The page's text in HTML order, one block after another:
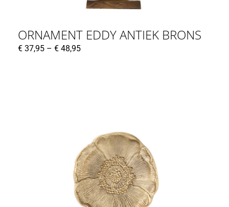
ORNAMENT EDDY ANTIEK BRONS
€ 37,95 – € 48,95